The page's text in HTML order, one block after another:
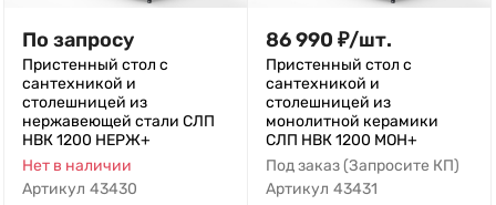
По запросу
Пристенный стол с
сантехникой и
столешницей из
нержавеющей стали СЛП
НВК 1200 НЕРЖ+
Нет в наличии
Артикул 43430
86 990 ₽/шт.
Пристенный стол с
сантехникой и
столешницей из
монолитной керамики
СЛП НВК 1200 МОН+
Под заказ (Запросите КП)
Артикул 43431